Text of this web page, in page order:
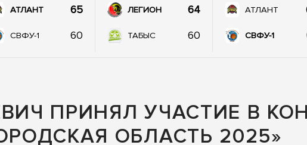
АТЛАНТ 65
СВФУ-1 60
ЛЕГИОН 64
ТАБЫС 60
АТЛАНТ
СВФУ-1
ПРИНЯЛ УЧАСТИЕ В
ОБЛАСТЬ 2025»